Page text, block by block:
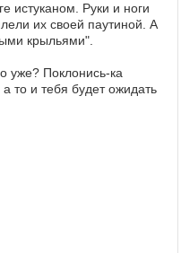
истуканом. Руки и ноги
их своей паутиной. А
крыльями".
уже? Поклонись-ка
то и тебя будет ожидать